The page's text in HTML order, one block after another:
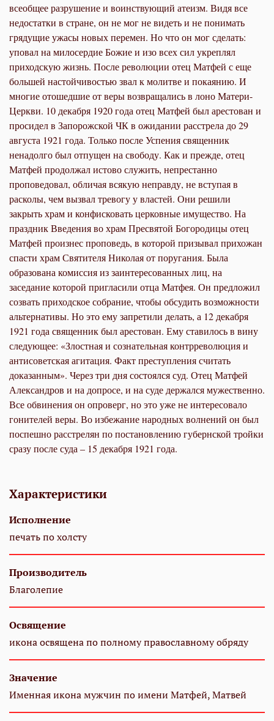
всеобщее разрушение и воинствующий атеизм. Видя все
недостатки в стране, он не мог не видеть и не понимать
грядущие ужасы новых перемен. Но что он мог сделать:
уповал на милосердие Божие и изо всех сил укреплял
приходскую жизнь. После революции отец Матфей с еще
большей настойчивостью звал к молитве и покаянию. И
многие отошедшие от веры возвращались в лоно Матери-
Церкви. 10 декабря 1920 года отец Матфей был арестован и
просидел в Запорожской ЧК в ожидании расстрела до 29
августа 1921 года. Только после Успения священник
ненадолго был отпущен на свободу. Как и прежде, отец
Матфей продолжал истово служить, непрестанно
проповедовал, обличая всякую неправду, не вступая в
расколы, чем вызвал тревогу у властей. Они решили
закрыть храм и конфисковать церковные имущество. На
праздник Введения во храм Пресвятой Богородицы отец
Матфей произнес проповедь, в которой призывал прихожан
спасти храм Святителя Николая от поругания. Была
образована комиссия из заинтересованных лиц, на
заседание которой пригласили отца Матфея. Он предложил
созвать приходское собрание, чтобы обсудить возможности
альтернативы. Но это ему запретили делать, а 12 декабря
1921 года священник был арестован. Ему ставилось в вину
следующее: «Злостная и сознательная контрреволюция и
антисоветская агитация. Факт преступления считать
доказанным». Через три дня состоялся суд. Отец Матфей
Александров и на допросе, и на суде держался мужественно.
Все обвинения он опроверг, но это уже не интересовало
гонителей веры. Во избежание народных волнений он был
поспешно расстрелян по постановлению губернской тройки
сразу после суда – 15 декабря 1921 года.
Характеристики
Исполнение
печать по холсту
Производитель
Благолепие
Освящение
икона освящена по полному православному обряду
Значение
Именная икона мужчин по имени Матфей, Матвей